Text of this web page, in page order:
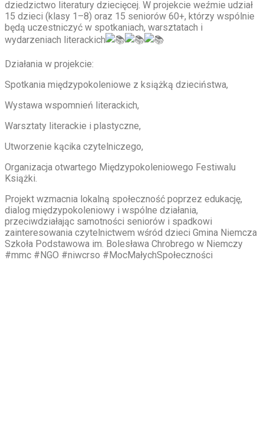
dziedzictwo literatury dziecięcej. W projekcie weźmie udział
15 dzieci (klasy 1–8) oraz 15 seniorów 60+, którzy wspólnie
będą uczestniczyć w spotkaniach, warsztatach i
wydarzeniach literackich
Działania w projekcie:
Spotkania międzypokoleniowe z książką dzieciństwa,
Wystawa wspomnień literackich,
Warsztaty literackie i plastyczne,
Utworzenie kącika czytelniczego,
Organizacja otwartego Międzypokoleniowego Festiwalu
Książki.
Projekt wzmacnia lokalną społeczność poprzez edukację,
dialog międzypokoleniowy i wspólne działania,
przeciwdziałając samotności seniorów i spadkowi
zainteresowania czytelnictwem wśród dzieci Gmina Niemcza
Szkoła Podstawowa im. Bolesława Chrobrego w Niemczy
#mmc #NGO #niwcrso #MocMałychSpołeczności